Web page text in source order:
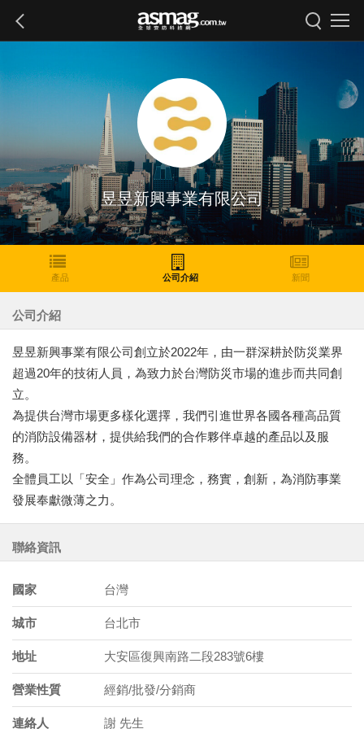
昱昱新興事業有限公司
產品 公司介紹 新聞
公司介紹
昱昱新興事業有限公司創立於2022年，由一群深耕於防災業界
超過20年的技術人員，為致力於台灣防災市場的進步而共同創
立。
為提供台灣市場更多樣化選擇，我們引進世界各國各種高品質
的消防設備器材，提供給我們的合作夥伴卓越的產品以及服
務。
全體員工以「安全」作為公司理念，務實，創新，為消防事業
發展奉獻微薄之力。
聯絡資訊
國家 台灣
城市 台北市
地址 大安區復興南路二段283號6樓
營業性質 經銷/批發/分銷商
連絡人 謝 先生